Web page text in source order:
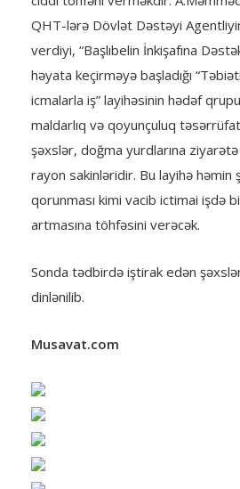
QHT-lərə Dövlət Dəstəyi
verdiyi, “Başlıbelin İnkişafına
həyata keçirməyə başladığı
icmalarla iş” layihəsinin hədəf qrupu
maldarlıq və qoyunçuluq
şəxslər, doğma yurdlarına
rayon sakinləridir. Bu layihə həmin
qorunması kimi vacib ictimai işdə
artmasına töhfəsini verəcək.
Sonda tədbirdə iştirak edən
dinlənilib.
Musavat.com